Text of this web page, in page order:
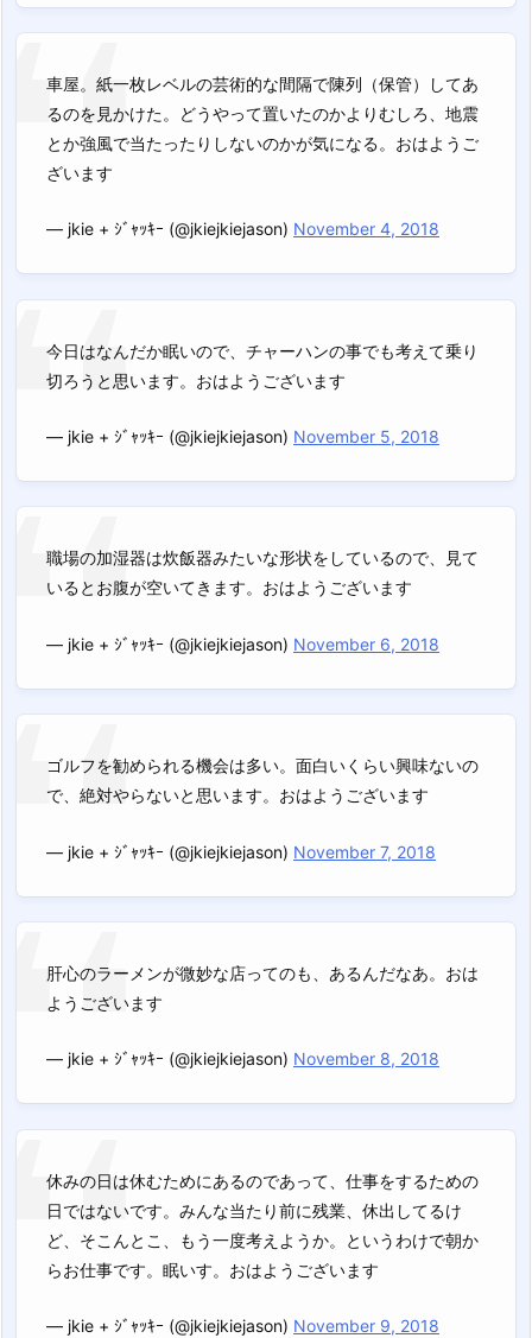
車屋。紙一枚レベルの芸術的な間隔で陳列（保管）してあ
るのを見かけた。どうやって置いたのかよりむしろ、地震
とか強風で当たったりしないのかが気になる。おはようご
ざいます
— jkie + ｼﾞｬｯｷｰ (@jkiejkiejason) November 4, 2018
今日はなんだか眠いので、チャーハンの事でも考えて乗り
切ろうと思います。おはようございます
— jkie + ｼﾞｬｯｷｰ (@jkiejkiejason) November 5, 2018
職場の加湿器は炊飯器みたいな形状をしているので、見て
いるとお腹が空いてきます。おはようございます
— jkie + ｼﾞｬｯｷｰ (@jkiejkiejason) November 6, 2018
ゴルフを勧められる機会は多い。面白いくらい興味ないの
で、絶対やらないと思います。おはようございます
— jkie + ｼﾞｬｯｷｰ (@jkiejkiejason) November 7, 2018
肝心のラーメンが微妙な店ってのも、あるんだなあ。おは
ようございます
— jkie + ｼﾞｬｯｷｰ (@jkiejkiejason) November 8, 2018
休みの日は休むためにあるのであって、仕事をするための
日ではないです。みんな当たり前に残業、休出してるけ
ど、そこんとこ、もう一度考えようか。というわけで朝か
らお仕事です。眠いす。おはようございます
— jkie + ｼﾞｬｯｷｰ (@jkiejkiejason) November 9, 2018